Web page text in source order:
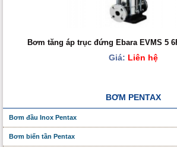
Bơm tăng áp trục đứng Ebara EVMS 5
Giá: Liên hệ
BƠM PENTAX
Bơm đầu Inox Pentax
Bơm biến tần Pentax